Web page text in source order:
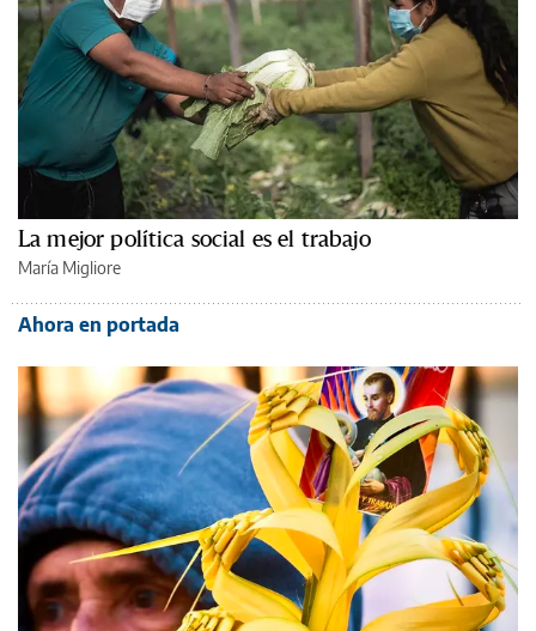
La mejor política social es el trabajo
María Migliore
Ahora en portada